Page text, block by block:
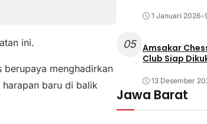
ini.
berupaya menghadirkan
baru di balik
1 Januari 2026•
05 Amsakar
Club Siap
13 Desember
Jawa Barat